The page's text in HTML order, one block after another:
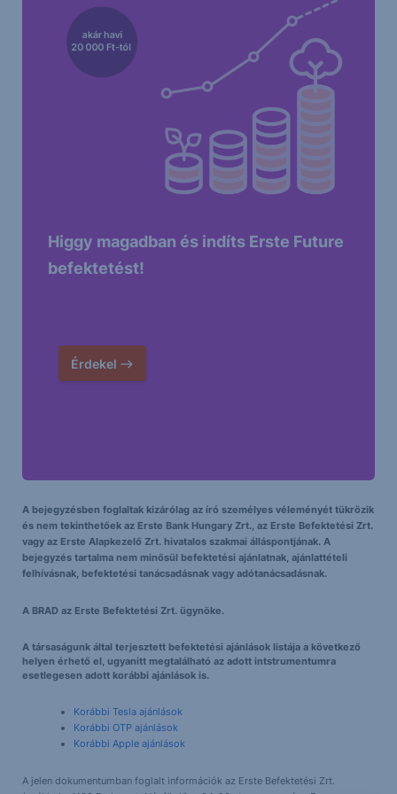
Higgy magadban és indíts Erste Future
befektetést!
Érdekel
A bejegyzésben foglaltak kizárólag az író személyes véleményét tükrözik
és nem tekinthetőek az Erste Bank Hungary Zrt., az Erste Befektetési Zrt.
vagy az Erste Alapkezelő Zrt. hivatalos szakmai álláspontjának. A
bejegyzés tartalma nem minősül befektetési ajánlatnak, ajánlattételi
felhívásnak, befektetési tanácsadásnak vagy adótanácsadásnak.
A BRAD az Erste Befektetési Zrt. ügynöke.
A társaságunk által terjesztett befektetési ajánlások listája a következő
helyen érhető el, ugyanitt megtalálható az adott intstrumentumra
esetlegesen adott korábbi ajánlások is.
Korábbi Tesla ajánlások
Korábbi OTP ajánlások
Korábbi Apple ajánlások
A jelen dokumentumban foglalt információk az Erste Befektetési Zrt.